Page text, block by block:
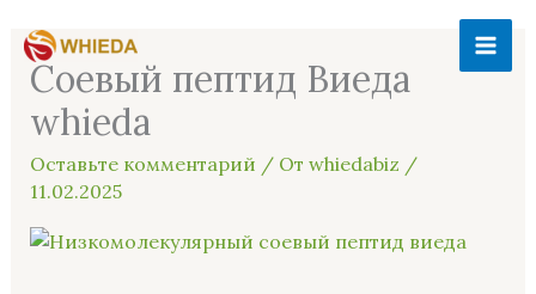
содержимому
Соевый пептид Виеда
whieda
Оставьте комментарий / От whiedabiz /
11.02.2025